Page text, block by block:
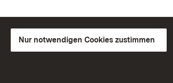
Nur notwendigen Cookies zustimmen